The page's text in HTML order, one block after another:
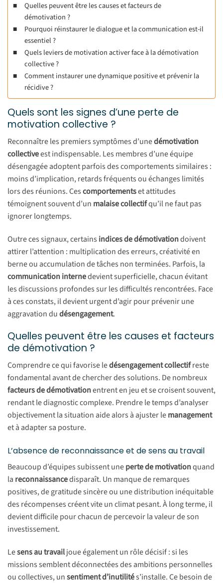
Quelles peuvent être les causes et facteurs de
démotivation ?
Pourquoi réinstaurer le dialogue et la communication est-il
essentiel ?
Quels leviers de motivation activer face à la démotivation
collective ?
Comment instaurer une dynamique positive et prévenir la
récidive ?
Quels sont les signes d’une perte de
motivation collective ?
Reconnaître les premiers symptômes d’unedémotivation
collectiveest indispensable. Les membres d’une équipe
désengagée adoptent parfois des comportements similaires :
moins d’implication, retards fréquents ou échanges limités
lors des réunions. Cescomportementset attitudes
témoignent souvent d’un malaise collectifqu’il ne faut pas
ignorer longtemps.
Outre ces signaux, certains indices de démotivationdoivent
attirer l’attention : multiplication des erreurs, créativité en
berne ou accumulation de tâches non terminées. Parfois, la
communication internedevient superficielle, chacun évitant
les discussions profondes sur les difficultés rencontrées. Face
à ces constats, il devient urgent d’agir pour prévenir une
aggravation dudésengagement.
Quelles peuvent être les causes et facteurs
de démotivation ?
Comprendre ce qui favorise ledésengagement collectifreste
fondamental avant de chercher des solutions. De nombreux
facteurs de démotivationentrent en jeu et se croisent souvent,
rendant le diagnostic complexe. Prendre le temps d’analyser
objectivement la situation aide alors à ajuster lemanagement
et à adapter sa posture.
L’absence de reconnaissance et de sens au travail
Beaucoup d’équipes subissent uneperte de motivationquand
la reconnaissancedisparaît. Un manque de remarques
positives, de gratitude sincère ou une distribution inéquitable
des récompenses créent vite un climat pesant. À long terme, il
devient difficile pour chacun de percevoir la valeur de son
investissement.
Lesens au travailjoue également un rôle décisif : si les
missions semblent déconnectées des ambitions personnelles
ou collectives, unsentiment d’inutilités’installe. Ce besoin de